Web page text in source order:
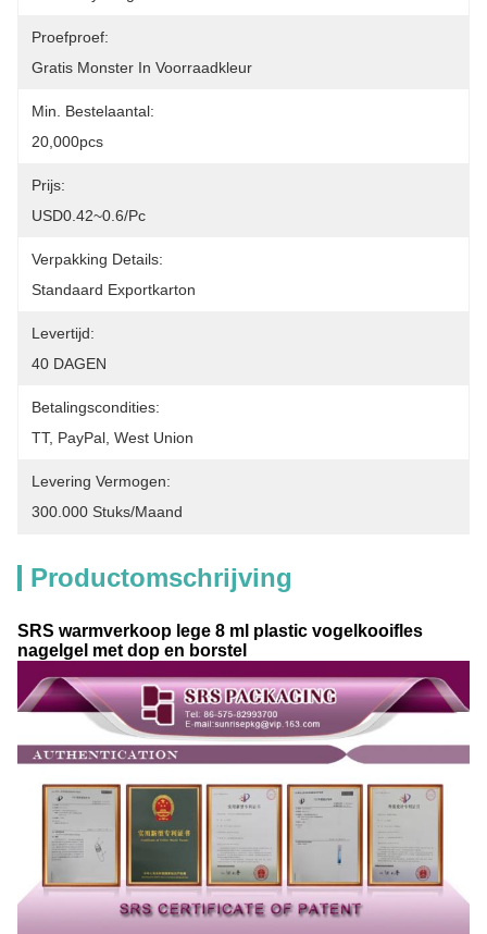
Proefproef:
Gratis Monster In Voorraadkleur
Min. Bestelaantal:
20,000pcs
Prijs:
USD0.42~0.6/pc
Verpakking Details:
Standaard Exportkarton
Levertijd:
40 DAGEN
Betalingscondities:
TT, PayPal, West Union
Levering Vermogen:
300.000 Stuks/maand
Productomschrijving
SRS warmverkoop lege 8 ml plastic vogelkooifles
nagelgel met dop en borstel